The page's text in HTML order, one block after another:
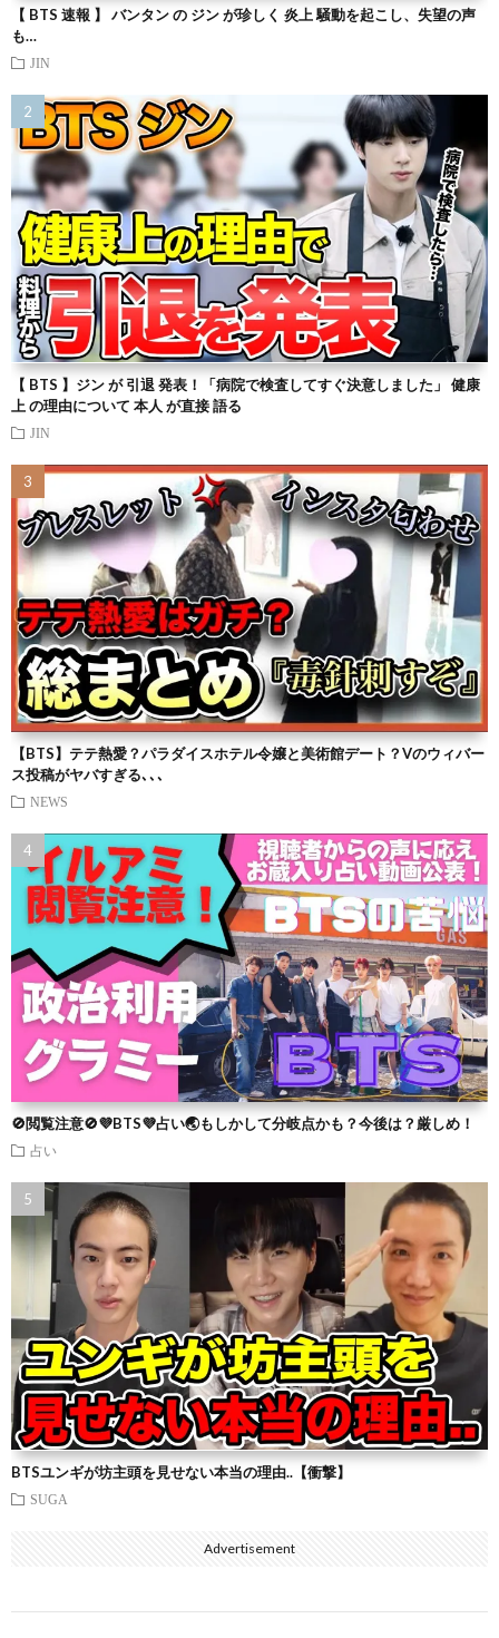
【 BTS 速報 】 バンタン の ジン が珍しく 炎上 騒動を起こし、失望の声
も…
JIN
【 BTS 】ジン が 引退 発表！「病院で検査してすぐ決意しました」 健康
上 の理由について 本人 が直接 語る
JIN
【BTS】テテ熱愛？パラダイスホテル令嬢と美術館デート？Vのウィバー
ス投稿がヤバすぎる､､､
NEWS
🚫閲覧注意🚫💜BTS💜占い🌏もしかして分岐点かも？今後は？厳しめ！
占い
BTSユンギが坊主頭を見せない本当の理由..【衝撃】
SUGA
Advertisement